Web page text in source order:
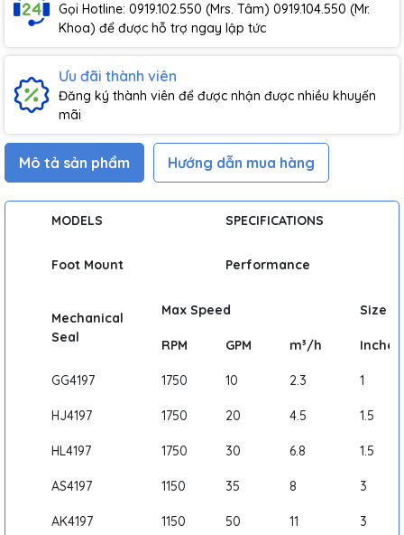
Gọi Hotline: 0919.102.550 (Mrs. Tâm) 0919.104.550 (Mr.
Khoa) để được hỗ trợ ngay lập tức
Ưu đãi thành viên
Đăng ký thành viên để được nhận được nhiều khuyến
mãi
Mô tả sản phẩm Hướng dẫn mua hàng
MODELS SPECIFICATIONS
Foot Mount Performance
Mechanical
Seal
Max Speed Size
RPM GPM m³/h Inches
GG4197 1750 10 2.3 1
HJ4197 1750 20 4.5 1.5
HL4197 1750 30 6.8 1.5
AS4197 1150 35 8 3
AK4197 1150 50 11 3